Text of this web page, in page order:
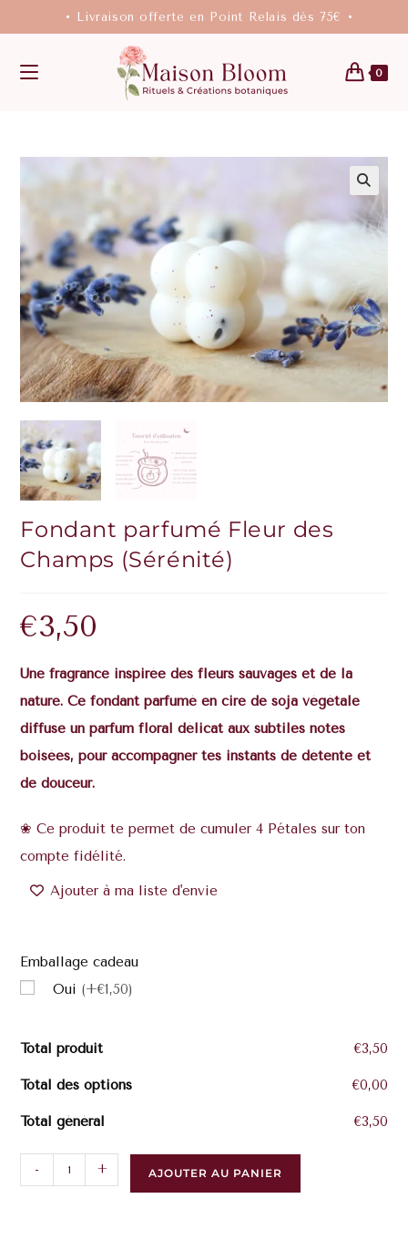
• Livraison offerte en Point Relais dès 75€ •
0
Fondant parfumé Fleur des
Champs (Sérénité)
€3,50
Une fragrance inspirée des fleurs sauvages et de la
nature. Ce fondant parfumé en cire de soja végétale
diffuse un parfum floral délicat aux subtiles notes
boisées, pour accompagner tes instants de détente et
de douceur.
❀ Ce produit te permet de cumuler 4 Pétales sur ton
compte fidélité.
Ajouter à ma liste d'envie
Emballage cadeau
Oui (+€1,50)
Total produit €3,50
Total des options €0,00
Total général €3,50
- + AJOUTER AU PANIER